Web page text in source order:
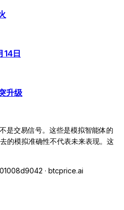
日
升级
是交易信号。这些是模拟智能体的
的模拟准确性不代表未来表现。这
· btcprice.ai